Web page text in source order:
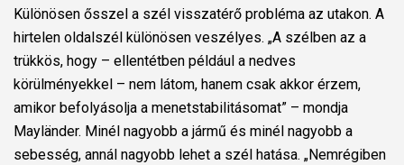
Különösen ősszel a szél visszatérő probléma az utakon. A
hirtelen oldalszél különösen veszélyes. „A szélben az a
trükkös, hogy – ellentétben például a nedves
körülményekkel – nem látom, hanem csak akkor érzem,
amikor befolyásolja a menetstabilitásomat” – mondja
Mayländer. Minél nagyobb a jármű és minél nagyobb a
sebesség, annál nagyobb lehet a szél hatása. „Nemrégiben